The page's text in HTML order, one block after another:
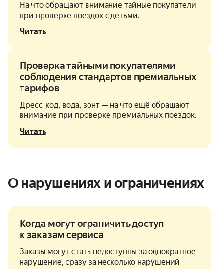
На что обращают внимание тайные покупатели
при проверке поездок с детьми.
Читать
Проверка тайными покупателями
соблюдения стандартов премиальных
тарифов
Дресс-код, вода, зонт — на что ещё обращают
внимание при проверке премиальных поездок.
Читать
О нарушениях и ограничениях
Когда могут ограничить доступ
к заказам сервиса
Заказы могут стать недоступны за однократное
нарушение, сразу за несколько нарушений